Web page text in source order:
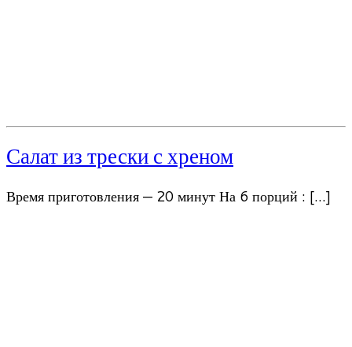
Салат из трески с хреном
Время приготовления — 20 минут На 6 порций : […]